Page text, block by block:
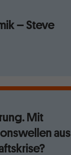
– Steve
Mit
aus